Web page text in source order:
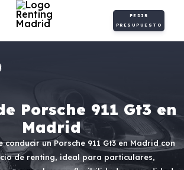
PEDIR
PRESUPUESTO
Porsche 911 Gt3 en
Madrid
conducir un Porsche 911 Gt3 en Madrid con
de renting, ideal para particulares,